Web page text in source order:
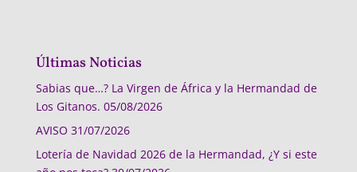
Últimas Noticias
Sabias que…? La Virgen de África y la Hermandad de
Los Gitanos. 05/08/2026
AVISO 31/07/2026
Lotería de Navidad 2026 de la Hermandad, ¿Y si este